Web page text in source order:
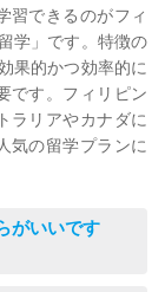
習できるのがフィ
学」です。特徴の
果的かつ効率的に
です。フィリピン
ラリアやカナダに
気の留学プランに
がいいです